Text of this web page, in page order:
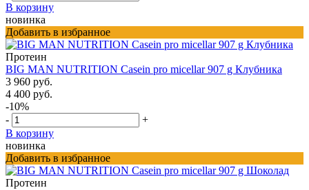
В корзину
новинка
Добавить в избранное
Протеин
BIG MAN NUTRITION Casein pro micellar 907 g Клубника
3 960 руб.
4 400 руб.
-10%
-
+
В корзину
новинка
Добавить в избранное
Протеин